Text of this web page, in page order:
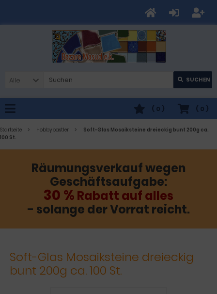
Alle SUCHEN
( 0 )
( 0 )
Startseite Hobbybastler
Soft-Glas Mosaiksteine dreieckig bunt 200g ca.
100 St.
Räumungsverkauf wegen
Geschäftsaufgabe:
30 % Rabatt auf alles
- solange der Vorrat reicht.
Soft-Glas Mosaiksteine dreieckig
bunt 200g ca. 100 St.